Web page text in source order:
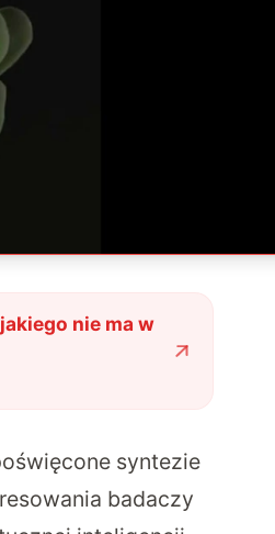
nie ma w
syntezie
badaczy